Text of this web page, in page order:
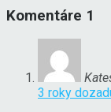
Komentáre 1
3 roky